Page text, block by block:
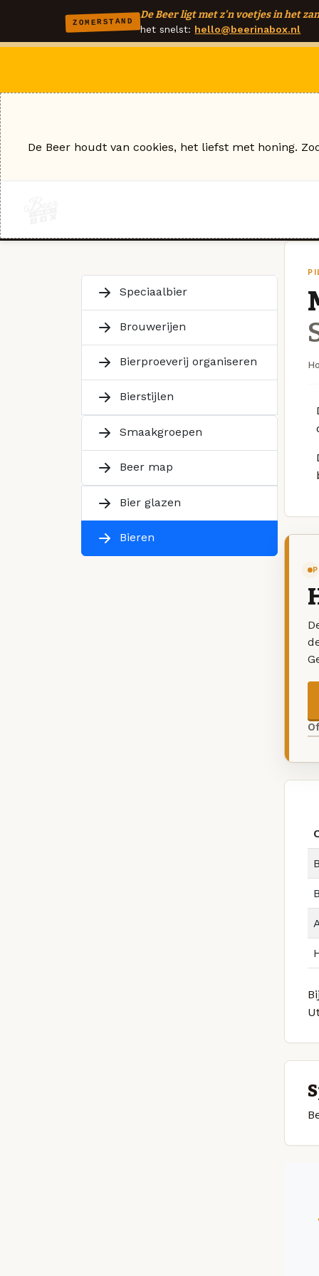
ZOMERSTAND
De Beer ligt met z'n voetjes in het
het snelst: hello@beerinabox.nl
Speciaalbier
Brouwerijen
Bierproeverij organiseren
Bierstijlen
Smaakgroepen
Beer map
Bier glazen
Bieren
De Beer houdt van cookies, het liefst met honing.